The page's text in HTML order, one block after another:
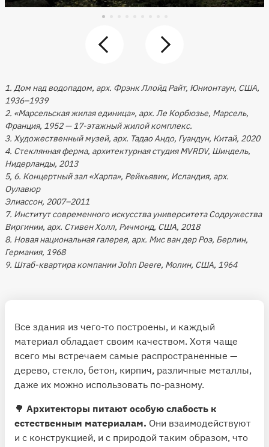
1. Дом над водопадом, арх. Фрэнк Ллойд Райт, Юнионтаун, США,
1936–1939
2. «Марсельская жилая единица», арх. Ле Корбюзье, Марсель,
Франция, 1952 — 17-этажный жилой комплекс.
3. Художественный музей, арх. Тадао Андо, Гуандун, Китай, 2020
4. Стеклянная ферма, архитектурная студия MVRDV, Шиндель,
Нидерланды, 2013
5, 6. Концертный зал «Харпа», Рейкьявик, Исландия, арх.
Оулавюр
Элиассон, 2007–2011
7. Институт современного искусства университета Содружества
Виргинии, арх. Стивен Холл, Ричмонд, США, 2018
8. Новая национальная галерея, арх. Мис ван дер Роэ, Берлин,
Германия, 1968
9. Штаб-квартира компании John Deere, Молин, США, 1964
Все здания из чего-то построены, и каждый
материал обладает своим качеством. Хотя чаще
всего мы встречаем самые распространенные —
дерево, стекло, бетон, кирпич, различные металлы,
даже их можно использовать по-разному.
🌳 Архитекторы питают особую слабость к
естественным материалам. Они взаимодействуют
и с конструкцией, и с природой таким образом, что